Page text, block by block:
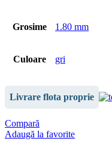
Grosime 1.80 mm
Culoare gri
Livrare flota proprie
Compară
Adaugă la favorite